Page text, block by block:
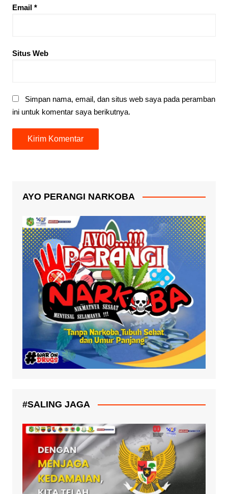
Email *
Situs Web
Simpan nama, email, dan situs web saya pada peramban
ini untuk komentar saya berikutnya.
AYO PERANGI NARKOBA
#SALING JAGA